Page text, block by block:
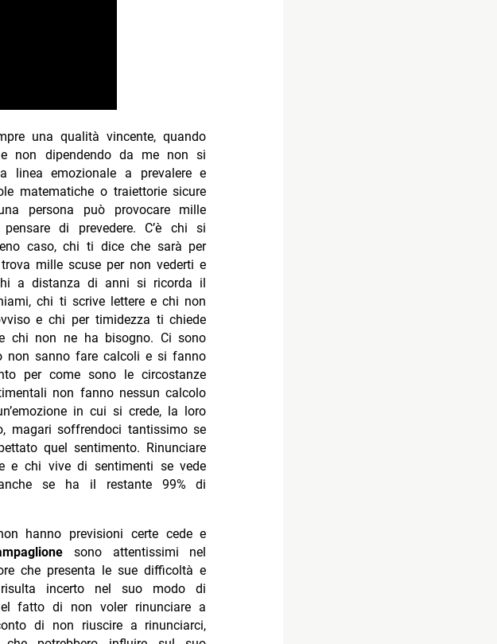
una qualità vincente, quando
non dipendendo da me non si
emozionale a prevalere e
matematiche o traiettorie sicure
persona può provocare mille
di prevedere. C’è chi si
caso, chi ti dice che sarà per
mille scuse per non vederti e
a distanza di anni si ricorda il
chi ti scrive lettere e chi non
e chi per timidezza ti chiede
chi non ne ha bisogno. Ci sono
non sanno fare calcoli e si fanno
per come sono le circostanze
non fanno nessun calcolo
in cui si crede, la loro
magari soffrendoci tantissimo se
quel sentimento. Rinunciare
e chi vive di sentimenti se vede
se ha il restante 99% di
hanno previsioni certe cede e
sono attentissimi nel
che presenta le sue difficoltà e
incerto nel suo modo di
fatto di non voler rinunciare a
di non riuscire a rinunciarci,